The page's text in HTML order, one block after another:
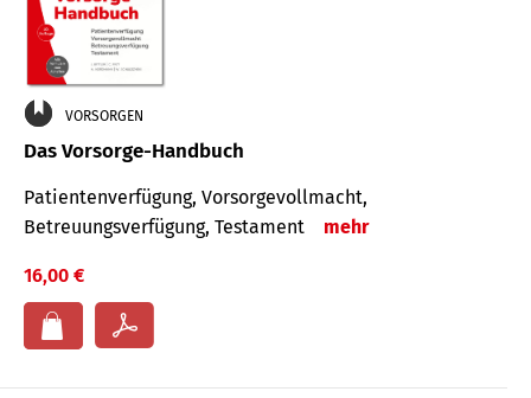
VORSORGEN
Das Vorsorge-Handbuch
Patientenverfügung, Vorsorgevollmacht,
Betreuungsverfügung, Testament
mehr
16,00 €